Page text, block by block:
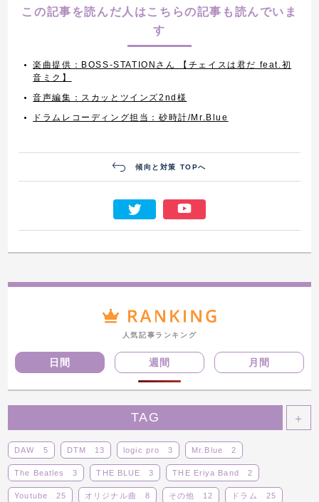
この記事を読んだ人はこちらの記事も読んでいま
す
楽曲提供：BOSS-STATIONさん 【チェイスは君だ feat.初
音ミク】
音声編集：スカッとツインズ2nd様
ドラムレコーディング担当：砂時計/Mr.Blue
傾向と対策 TOPへ
人気記事ランキング
日間 週間 月間
TAG ＋
DAW 5 DTM 13 logic pro 3 Mr.Blue 2
The Beatles 3 THE BLUE 3 THE Eriya Band 2
Youtube 25 オリジナル曲 8 その他 12 ドラム 25